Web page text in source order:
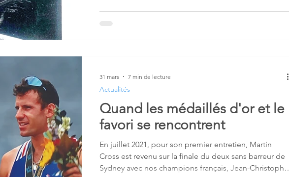
Quand les médaillés d'or et le
favori se rencontrent
En juillet 2021, pour son premier entretien, Martin
Cross est revenu sur la finale du deux sans barreur de
Sydney avec nos champions français, Jean-Christophe
Actualités
31 mars 7 min de lecture